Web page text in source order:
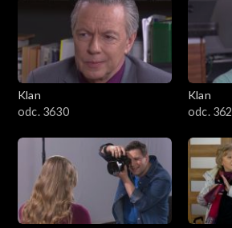
Klan
odc. 3630
Klan
odc.